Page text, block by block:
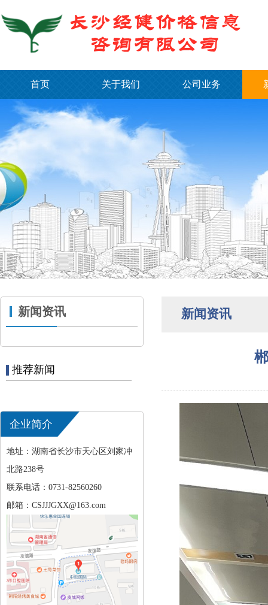
首页 关于我们 公司业务
新闻资讯
推荐新闻
企业简介
地址：湖南省长沙市天心区刘家冲
北路238号
联系电话：0731-82560260
邮箱：CSJJJGXX@163.com
新闻资讯